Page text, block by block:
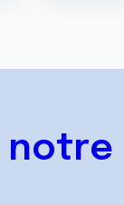
notre